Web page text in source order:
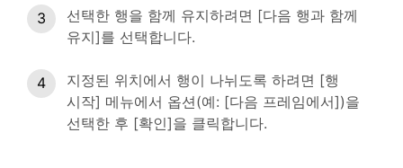
선택한 행을 함께 유지하려면 [다음 행과 함께
유지]를 선택합니다.
지정된 위치에서 행이 나뉘도록 하려면 [행
시작] 메뉴에서 옵션(예: [다음 프레임에서])을
선택한 후 [확인]을 클릭합니다.